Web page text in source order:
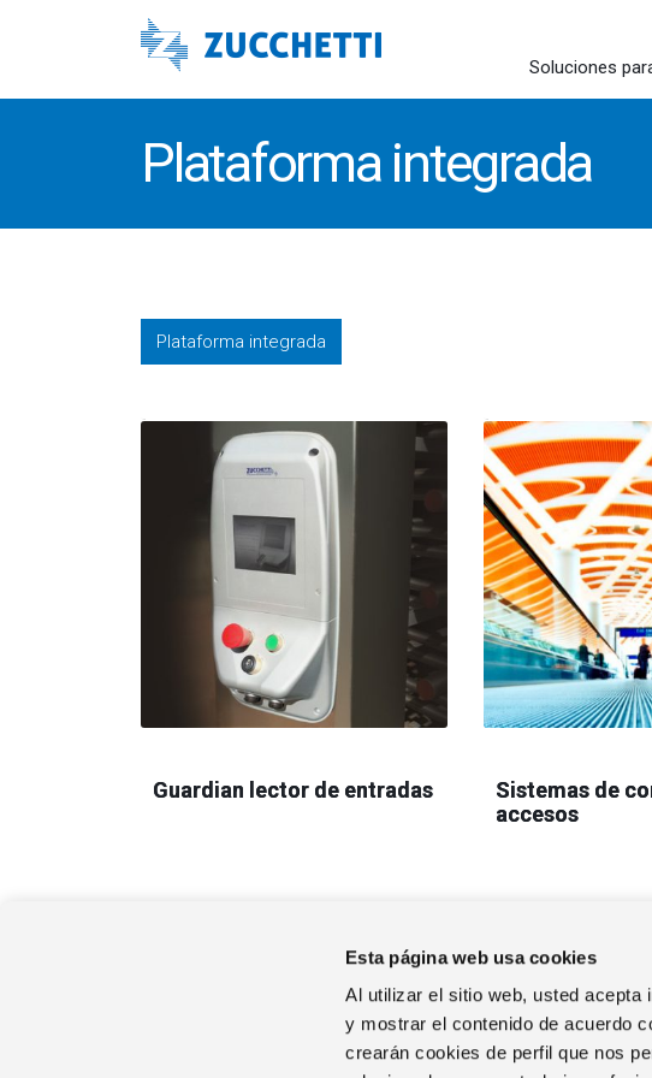
Esta página web usa cookies
Al utilizar el sitio web, usted acepta
y mostrar el contenido de acuerdo
crearán cookies de perfil que nos
Soluciones
Plataforma integrada
Plataforma integrada
Guardian lector de entradas
Sistemas de
accesos